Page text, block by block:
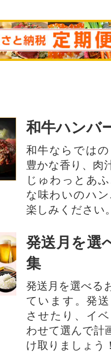
和牛ハンバ
和牛ならでは
豊かな香り、肉
じゅわっとあ
な味わいのハ
楽しみください
発送月を選
集
発送月を選べる
ています。発
させたり、イ
わせて選んで計
け取りましょう